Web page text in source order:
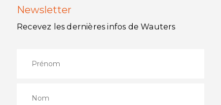
Newsletter
Recevez les dernières infos de Wauters